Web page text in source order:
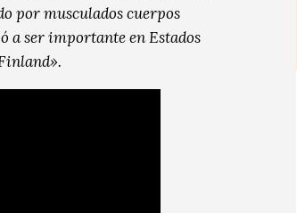
por musculados cuerpos
a ser importante en Estados